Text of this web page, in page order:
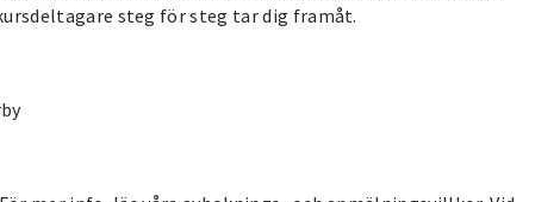
steg för steg tar dig framåt.